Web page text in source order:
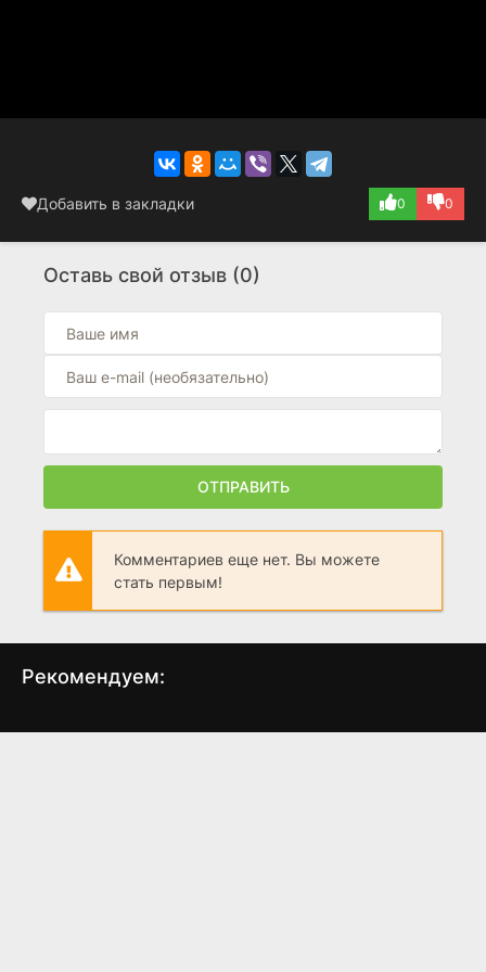
Добавить в закладки 0 0
Оставь свой отзыв (0)
ОТПРАВИТЬ
Комментариев еще нет. Вы можете
стать первым!
Рекомендуем:
Крепись! Заложница 3